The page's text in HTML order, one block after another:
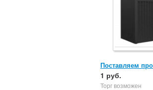
Поставляем
кондиционеры
1 руб.
Торг возможен